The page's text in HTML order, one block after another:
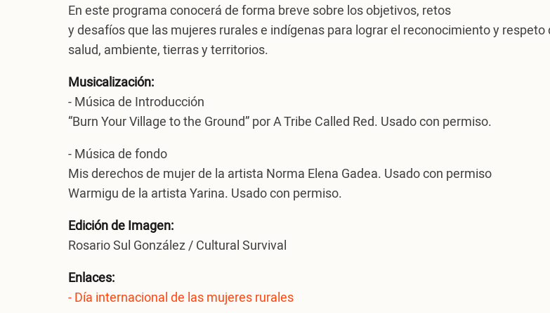
En este programa conocerá de forma breve sobre los objetivos, retos
y desafíos que las mujeres rurales e indígenas para lograr el reconocimiento y
salud, ambiente, tierras y territorios.
Musicalización:
- Música de Introducción
“Burn Your Village to the Ground” por A Tribe Called Red. Usado con permiso.
- Música de fondo
Mis derechos de mujer de la artista Norma Elena Gadea. Usado con permiso
Warmigu de la artista Yarina. Usado con permiso.
Edición de Imagen:
Rosario Sul González / Cultural Survival
Enlaces:
- Día internacional de las mujeres rurales